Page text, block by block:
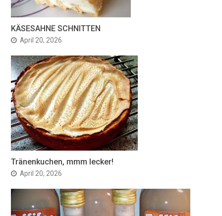
KÄSESAHNE SCHNITTEN
April 20, 2026
Tränenkuchen, mmm lecker!
April 20, 2026